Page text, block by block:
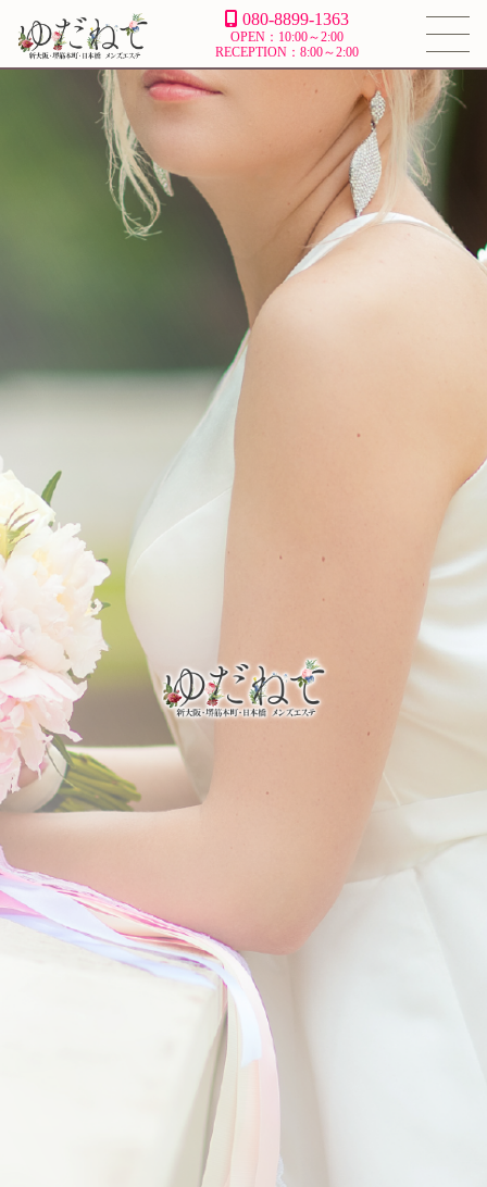
080-8899-1363
OPEN：10:00～2:00
RECEPTION：8:00～2:00